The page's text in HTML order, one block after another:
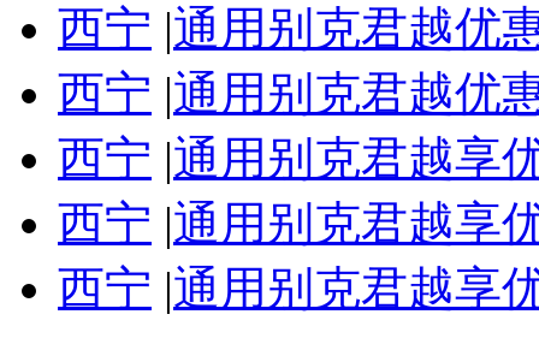
西宁 |通用别克君越优
西宁 |通用别克君越优
西宁 |通用别克君越享
西宁 |通用别克君越享
西宁 |通用别克君越享